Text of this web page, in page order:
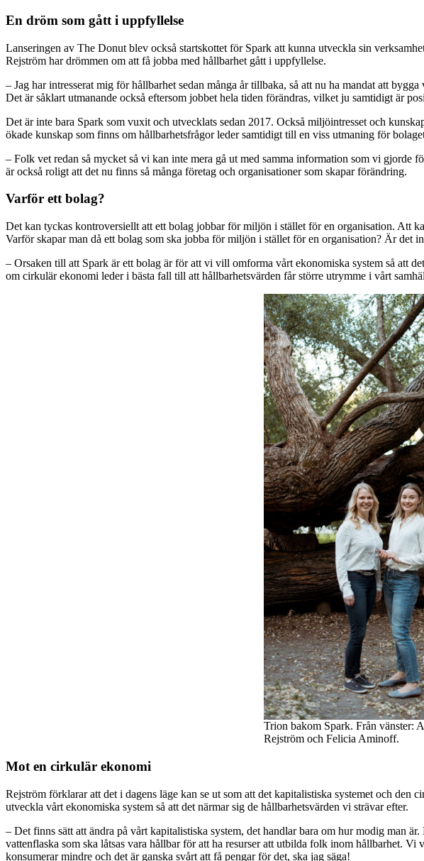
En dröm som gått i uppfyllelse
Lanseringen av The Donut blev också startskottet för Spark att kunna utveckla sin
Rejström har drömmen om att få jobba med hållbarhet gått i uppfyllelse.
– Jag har intresserat mig för hållbarhet sedan många år tillbaka, så att nu ha mandat att
Det är såklart utmanande också eftersom jobbet hela tiden förändras, vilket ju samtidigt är
Det är inte bara Spark som vuxit och utvecklats sedan 2017. Också miljöintresset och
ökade kunskap som finns om hållbarhetsfrågor leder samtidigt till en viss utmaning för
– Folk vet redan så mycket så vi kan inte mera gå ut med samma information som vi gjorde
är också roligt att det nu finns så många företag och organisationer som skapar förändring.
Varför ett bolag?
Det kan tyckas kontroversiellt att ett bolag jobbar för miljön i stället för en organisation. Att
Varför skapar man då ett bolag som ska jobba för miljön i stället för en organisation? Är det
– Orsaken till att Spark är ett bolag är för att vi vill omforma vårt ekonomiska system så att
om cirkulär ekonomi leder i bästa fall till att hållbarhetsvärden får större utrymme i vårt
Trion bakom Spark. Från vänster:
Rejström och Felicia Aminoff.
Mot en cirkulär ekonomi
Rejström förklarar att det i dagens läge kan se ut som att det kapitalistiska systemet och
utveckla vårt ekonomiska system så att det närmar sig de hållbarhetsvärden vi strävar efter.
– Det finns sätt att ändra på vårt kapitalistiska system, det handlar bara om hur modig man
vattenflaska som ska låtsas vara hållbar för att ha resurser att utbilda folk inom hållbarhet.
konsumerar mindre och det är ganska svårt att få pengar för det, ska jag säga!